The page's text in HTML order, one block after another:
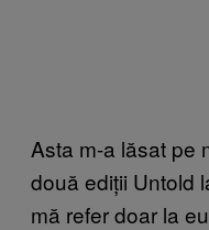
Asta m-a lăsat pe
două ediții Untold
mă refer doar la